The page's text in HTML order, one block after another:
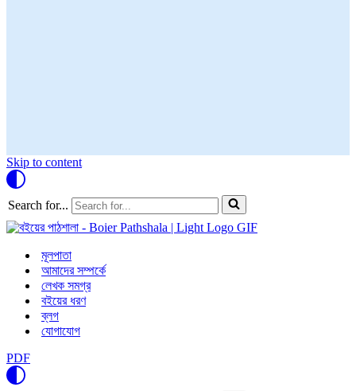
Skip to content
Search for...
মূলপাতা
আমাদের সম্পর্কে
লেখক সমগ্র
বইয়ের ধরণ
ব্লগ
যোগাযোগ
PDF